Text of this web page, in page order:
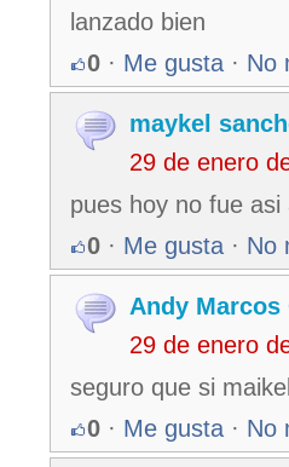
lanzado bien
0 · Me gusta · No
maykel
29 de enero
pues hoy no fue
0 · Me gusta · No
Andy Marcos
29 de enero
seguro que si
0 · Me gusta · No